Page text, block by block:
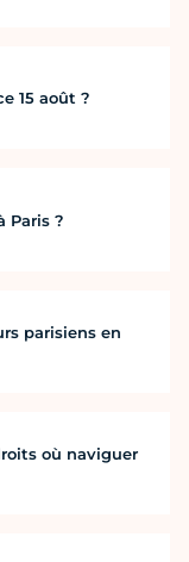
15 août ?
Paris ?
parisiens en
où naviguer